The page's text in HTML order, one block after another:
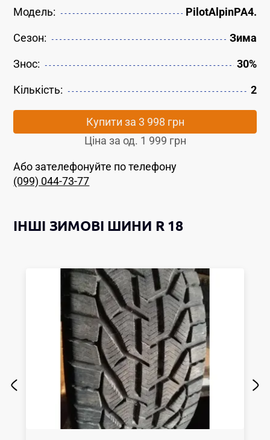
Модель: PilotAlpinPA4.
Сезон: Зима
Знос: 30%
Кількість: 2
Купити за 3 998 грн
Ціна за од. 1 999 грн
Або зателефонуйте по телефону
(099) 044-73-77
ІНШІ ЗИМОВІ ШИНИ R 18